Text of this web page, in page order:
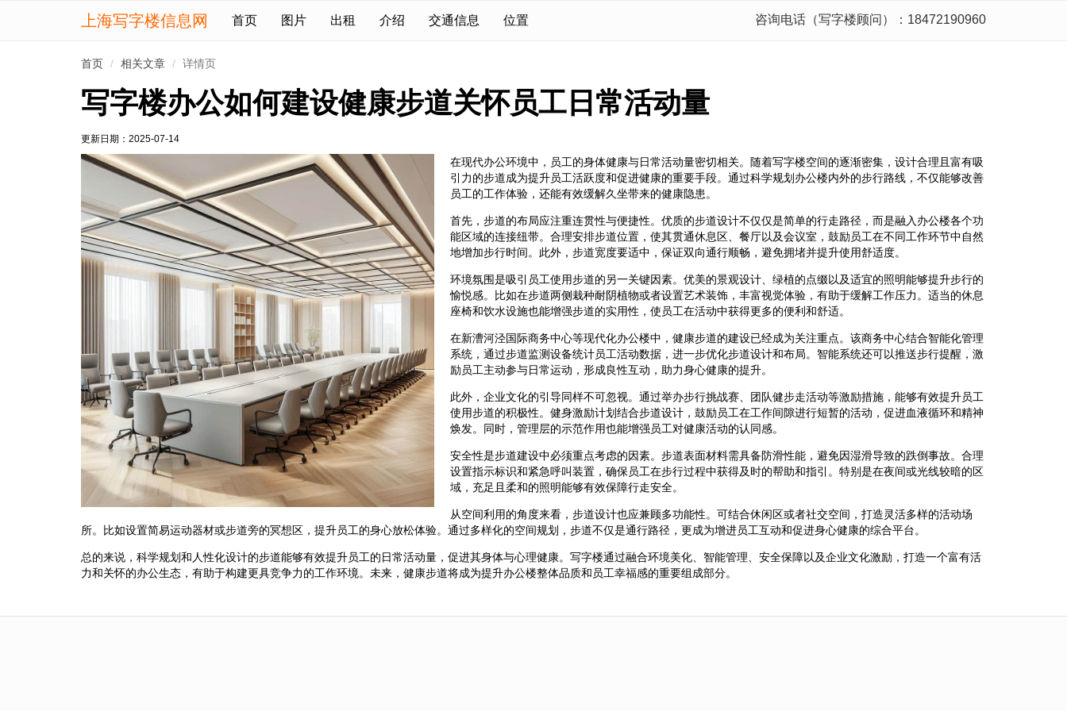
上海写字楼信息网 首页 图片 出租 介绍 交通信息 位置 咨询电话（写字楼顾问）：18472190960
首页 相关文章 详情页
写字楼办公如何建设健康步道关怀员工日常活动量
更新日期： 2025-07-14
在现代办公环境中，员工的身体健康与日常活动量密切相关。随着写字楼空间的逐渐密集，设计合理且富有吸
引力的步道成为提升员工活跃度和促进健康的重要手段。通过科学规划办公楼内外的步行路线，不仅能够改善
员工的工作体验，还能有效缓解久坐带来的健康隐患。
首先，步道的布局应注重连贯性与便捷性。优质的步道设计不仅仅是简单的行走路径，而是融入办公楼各个功
能区域的连接纽带。合理安排步道位置，使其贯通休息区、餐厅以及会议室，鼓励员工在不同工作环节中自然
地增加步行时间。此外，步道宽度要适中，保证双向通行顺畅，避免拥堵并提升使用舒适度。
环境氛围是吸引员工使用步道的另一关键因素。优美的景观设计、绿植的点缀以及适宜的照明能够提升步行的
愉悦感。比如在步道两侧栽种耐阴植物或者设置艺术装饰，丰富视觉体验，有助于缓解工作压力。适当的休息
座椅和饮水设施也能增强步道的实用性，使员工在活动中获得更多的便利和舒适。
在新漕河泾国际商务中心等现代化办公楼中，健康步道的建设已经成为关注重点。该商务中心结合智能化管理
系统，通过步道监测设备统计员工活动数据，进一步优化步道设计和布局。智能系统还可以推送步行提醒，激
励员工主动参与日常运动，形成良性互动，助力身心健康的提升。
此外，企业文化的引导同样不可忽视。通过举办步行挑战赛、团队健步走活动等激励措施，能够有效提升员工
使用步道的积极性。健身激励计划结合步道设计，鼓励员工在工作间隙进行短暂的活动，促进血液循环和精神
焕发。同时，管理层的示范作用也能增强员工对健康活动的认同感。
安全性是步道建设中必须重点考虑的因素。步道表面材料需具备防滑性能，避免因湿滑导致的跌倒事故。合理
设置指示标识和紧急呼叫装置，确保员工在步行过程中获得及时的帮助和指引。特别是在夜间或光线较暗的区
域，充足且柔和的照明能够有效保障行走安全。
从空间利用的角度来看，步道设计也应兼顾多功能性。可结合休闲区或者社交空间，打造灵活多样的活动场
所。比如设置简易运动器材或步道旁的冥想区，提升员工的身心放松体验。通过多样化的空间规划，步道不仅是通行路径，更成为增进员工互动和促进身心健康的综合平台。
总的来说，科学规划和人性化设计的步道能够有效提升员工的日常活动量，促进其身体与心理健康。写字楼通过融合环境美化、智能管理、安全保障以及企业文化激励，打造一个富有活
力和关怀的办公生态，有助于构建更具竞争力的工作环境。未来，健康步道将成为提升办公楼整体品质和员工幸福感的重要组成部分。